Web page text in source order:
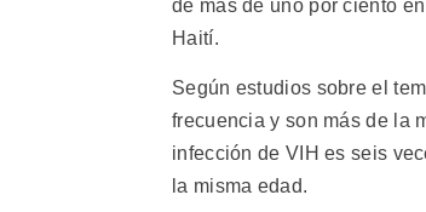
de más de uno por ciento
Haití.
Según estudios sobre el
frecuencia y son más de la
infección de VIH es seis
la misma edad.